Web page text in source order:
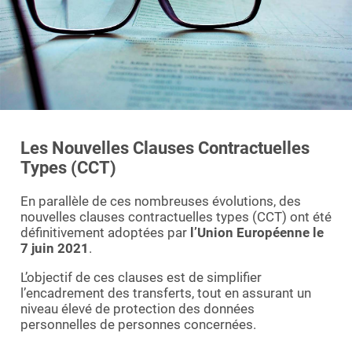
Les Nouvelles Clauses Contractuelles
Types (CCT)
En parallèle de ces nombreuses évolutions, des
nouvelles clauses contractuelles types (CCT) ont été
définitivement adoptées par l’Union Européenne le
7 juin 2021 .
L’objectif de ces clauses est de simplifier
l’encadrement des transferts, tout en assurant un
niveau élevé de protection des données
personnelles de personnes concernées.